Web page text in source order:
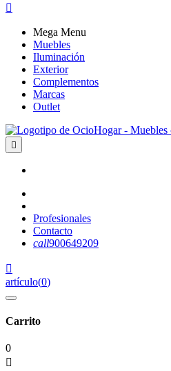

Mega Menu
Muebles
Iluminación
Exterior
Complementos
Marcas
Outlet

Profesionales
Contacto
call900649209

artículo(0)
Carrito
0
